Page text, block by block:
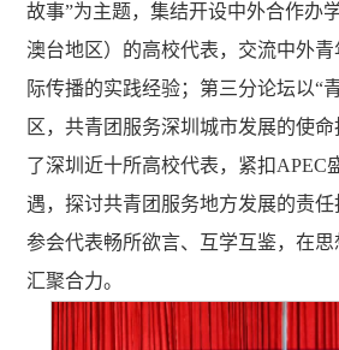
故事”为主题，集结开设中外合作办
澳台地区）的高校代表，交流中外
际传播的实践经验；第三分论坛以“
区，共青团服务深圳城市发展的使
了深圳近十所高校代表，紧扣APEC
遇，探讨共青团服务地方发展的责
参会代表畅所欲言、互学互鉴，在思
汇聚合力。